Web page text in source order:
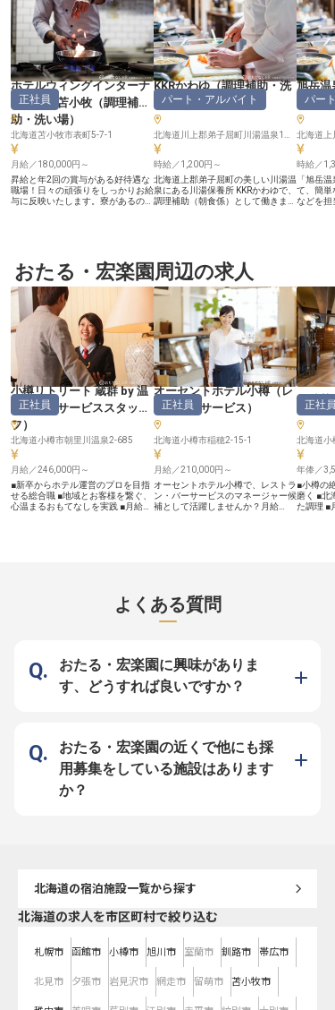
ホテルウィングインターナ
ショナル苫小牧 （調理補
助・洗い場）
正社員
北海道苫小牧市表町5-7-1
月給／180,000円～
昇給と年2回の賞与がある好待遇な
職場！日々の頑張りをしっかりお給
与に反映いたします。寮があるの
す。当ホテルでは調理員（見習いス
タッフ）を募集中。訪れるお客様に
喜ばれる一皿を作る技術を磨いてい
きませんか？ご応募お待ちしており
ます。※この求人は2023年11月17
日時点の情報です
KKRかわゆ（調理補助・洗
い場）
パート・アルバイト
時給／1,200円～
北海道上郡弟子屈町の美しい川湯温
泉にある川湯保養所 KKRかわゆで、
調理補助（朝食係）として働きませ
囲気の中で、ホスピタリティを発揮
し、ゲストに素敵な朝を提供するお
手伝いをしませんか？心地よい職場
環境で、あなたの笑顔とサービス精
神を活かせる仕事です。※2024年
08月26日時点の情報です
旭岳温
（調理
パー
北海道上
時給／
「旭岳
て、簡単
などを担
レストラ
触れられ
よ。
す。
おたる・宏楽園周辺の求人
小樽リトリート 蔵群 by 温
故知新（ サービススタッ
フ ）
正社員
北海道小樽市朝里川温泉2-685
月給／246,000円～
■新卒からホテル運営のプロを目指
せる総合職 ■地域とお客様を繋ぐ、
心温まるおもてなしを実践 ■月給
ス、清掃、チームワークといった基
本はもちろん、観光、広報、マーケ
らイベント企画やSNS運用など、幅
広い業務に挑戦できる環境です。
お客様一人ひとりに寄り添い、心温
まるおもてなしを追求する喜びを、
し、サービスを通して全国へ発信す
る役割を担っています。 お客様に
地域の素晴らしさを伝え、感動を届
けることで、あなた自身の成長も実
感できるでしょう。 月給246,000円
からの安定した収入に加え、社会保
の地で存分に発揮してください。
オーセントホテル小樽（レ
ストランサービス ）
正社員
北海道小樽市稲穂2-15-1
月給／210,000円～
オーセントホテル小樽で、レストラ
ン・バーサービスのマネージャー候
補として活躍しませんか？月給
銀鱗荘
正社員
北海道小
年俸／
■小樽の
磨く ■北
た調理 ■
残るお料
活かし
境です。
よくある質問
おたる・宏楽園に興味がありま
す、どうすれば良いですか？
おたる・宏楽園の近くで他にも採
用募集をしている施設はあります
か？
北海道の宿泊施設一覧から探す
北海道の求人を市区町村で絞り込む
札幌市 函館市 小樽市 旭川市 室蘭市 釧路市 帯広市
北見市 夕張市 岩見沢市 網走市 留萌市 苫小牧市